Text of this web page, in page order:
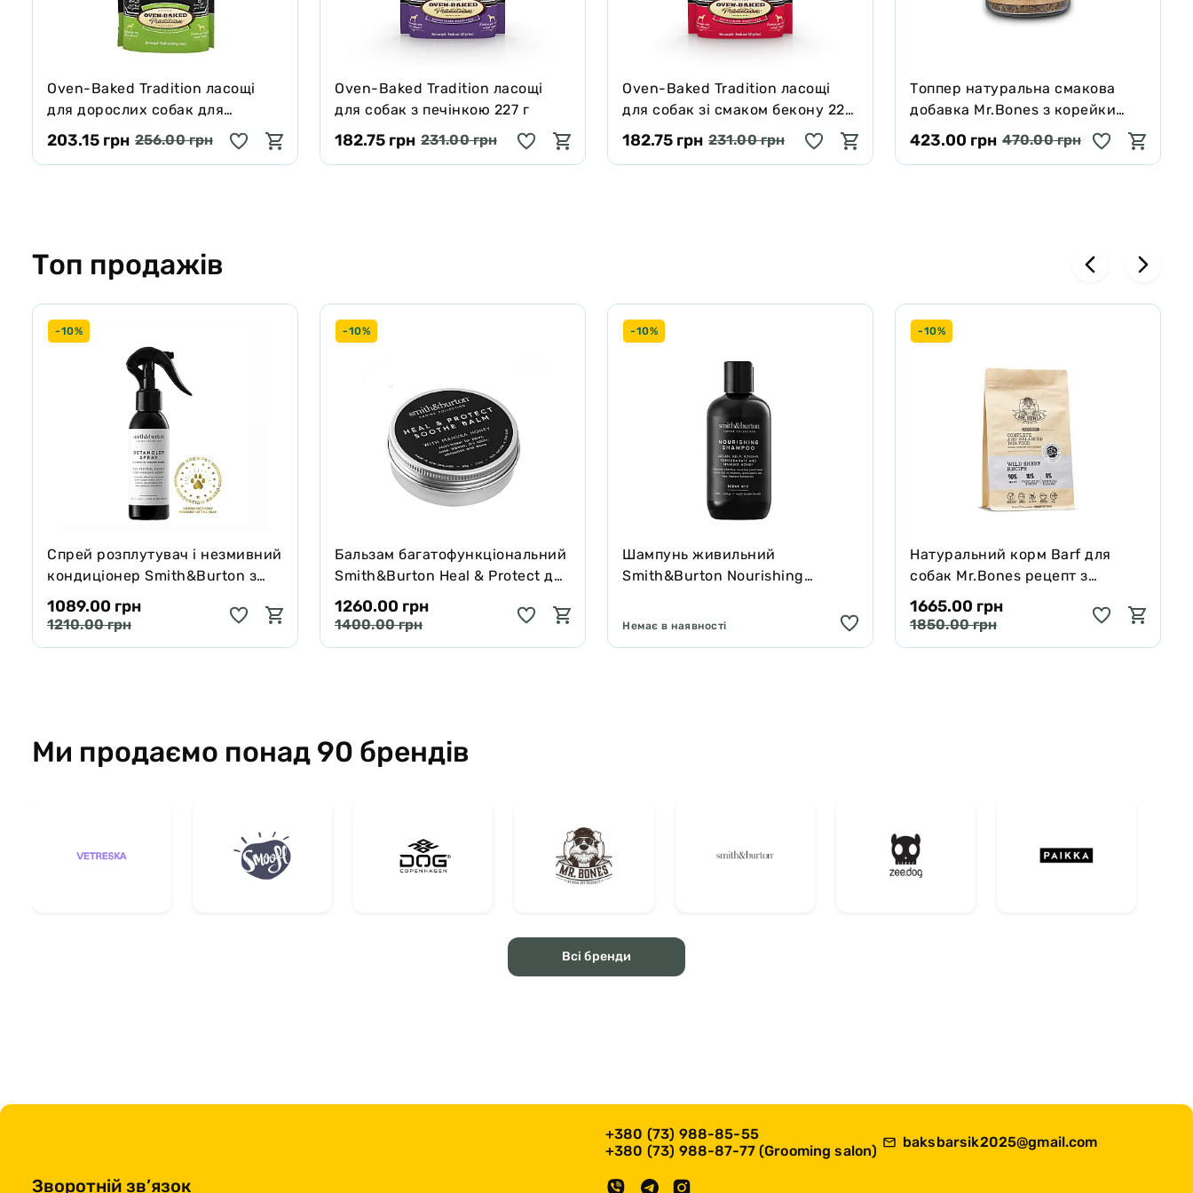
Oven-Baked Tradition ласощі
для дорослих собак для
захисту зубів та ясен 284 г
203.15 грн 256.00 грн
Oven-Baked Tradition ласощі
для собак з печінкою 227 г
182.75 грн 231.00 грн
Oven-Baked Tradition ласощі
для собак зі смаком бекону 227
г
182.75 грн 231.00 грн
Tоппер натуральна смакова
добавка Mr.Bones з корейки
оленя для собак і котів 100 г
423.00 грн 470.00 грн
Топ продажів
-10%
Спрей розплутувач і незмивний
кондиціонер Smith&Burton з
протеїнами шовку для шерсті
собак і котів 125 мл
1089.00 грн
1210.00 грн
-10%
Бальзам багатофункціональний
Smith&Burton Heal & Protect для
собак і котів зцілює та захищає
65 г
1260.00 грн
1400.00 грн
-10%
Шампунь живильний
Smith&Burton Nourishing
подвійної шерсті собак 250 мл
Немає в наявності
-10%
Натуральний корм Barf для
собак Mr.Bones рецепт з
Муфлона 1 кг
1665.00 грн
1850.00 грн
Ми продаємо понад 90 брендів
Всі бренди
Зворотній зв’язок
+380 (73) 988-85-55
+380 (73) 988-87-77 (Grooming salon)
baksbarsik2025@gmail.com